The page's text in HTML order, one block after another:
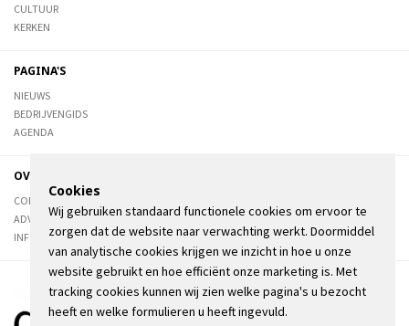
CULTUUR
KERKEN
PAGINA'S
NIEUWS
BEDRIJVENGIDS
AGENDA
OVER DE STIENSER
CONTACT
ADVERTEREN
INFORMATIE
Cookies
Wij gebruiken standaard functionele cookies om ervoor te
zorgen dat de website naar verwachting werkt. Doormiddel
van analytische cookies krijgen we inzicht in hoe u onze
website gebruikt en hoe efficiënt onze marketing is. Met
tracking cookies kunnen wij zien welke pagina's u bezocht
heeft en welke formulieren u heeft ingevuld.